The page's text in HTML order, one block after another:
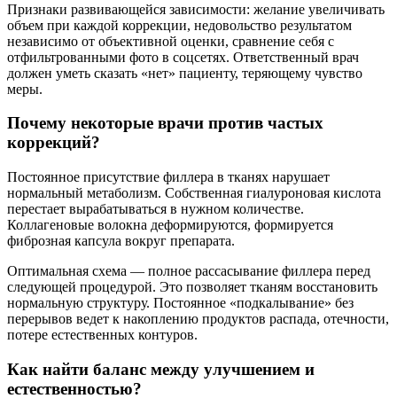
Признаки развивающейся зависимости: желание увеличивать
объем при каждой коррекции, недовольство результатом
независимо от объективной оценки, сравнение себя с
отфильтрованными фото в соцсетях. Ответственный врач
должен уметь сказать «нет» пациенту, теряющему чувство
меры.
Почему некоторые врачи против частых
коррекций?
Постоянное присутствие филлера в тканях нарушает
нормальный метаболизм. Собственная гиалуроновая кислота
перестает вырабатываться в нужном количестве.
Коллагеновые волокна деформируются, формируется
фиброзная капсула вокруг препарата.
Оптимальная схема — полное рассасывание филлера перед
следующей процедурой. Это позволяет тканям восстановить
нормальную структуру. Постоянное «подкалывание» без
перерывов ведет к накоплению продуктов распада, отечности,
потере естественных контуров.
Как найти баланс между улучшением и
естественностью?